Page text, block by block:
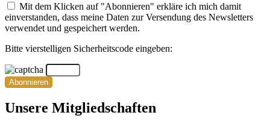
Mit dem Klicken auf "Abonnieren" erkläre ich mich damit
einverstanden, dass meine Daten zur Versendung des Newsletters
verwendet und gespeichert werden.
Bitte vierstelligen Sicherheitscode eingeben:
Abonnieren
Unsere Mitgliedschaften